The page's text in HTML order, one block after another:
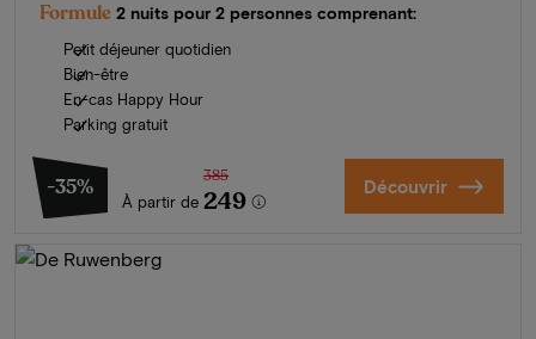
Formule 2 nuits pour 2 personnes comprenant:
Petit déjeuner quotidien
Bien-être
En-cas Happy Hour
Parking gratuit
-35%
À partir de
385
249 Découvrir